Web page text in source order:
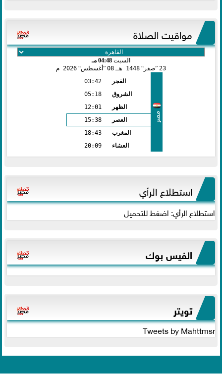
مواقيت الصلاة
السبت 04:48 مـ
23 صفر 1448 هـ 08 أغسطس 2026 م
مصر
الفجر
03:42
الشروق
05:18
الظهر
12:01
العصر
15:38
المغرب
18:43
العشاء
20:09
استطلاع الرأي
استطلاع الرأي: اضغط للتحميل
الفيس بوك
تويتر
Tweets by Mahttmsr